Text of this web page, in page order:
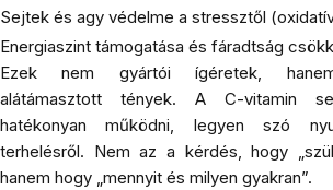
Sejtek és agy védelme a stressztől
Energiaszint támogatása és fáradtság
Ezek nem gyártói ígéretek,
alátámasztott tények. A C-vitamin
hatékonyan működni, legyen szó
terhelésről. Nem az a kérdés, hogy
hanem hogy „mennyit és milyen gyakran”.